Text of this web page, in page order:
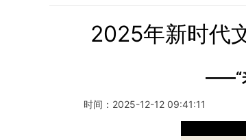
2025年新时代
——“
时间： 2025-12-12 09:41:11